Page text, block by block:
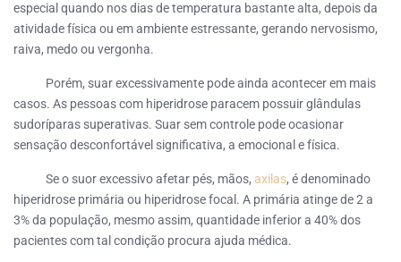
especial quando nos dias de temperatura bastante alta, depois da
atividade física ou em ambiente estressante, gerando nervosismo,
raiva, medo ou vergonha.
Porém, suar excessivamente pode ainda acontecer em mais
casos. As pessoas com hiperidrose paracem possuir glândulas
sudoríparas superativas. Suar sem controle pode ocasionar
sensação desconfortável significativa, a emocional e física.
Se o suor excessivo afetar pés, mãos, axilas, é denominado
hiperidrose primária ou hiperidrose focal. A primária atinge de 2 a
3% da população, mesmo assim, quantidade inferior a 40% dos
pacientes com tal condição procura ajuda médica.